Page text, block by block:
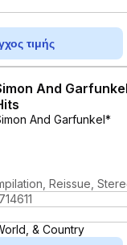
τιμής
And
And Garfunkel*
Reissue,
& Country